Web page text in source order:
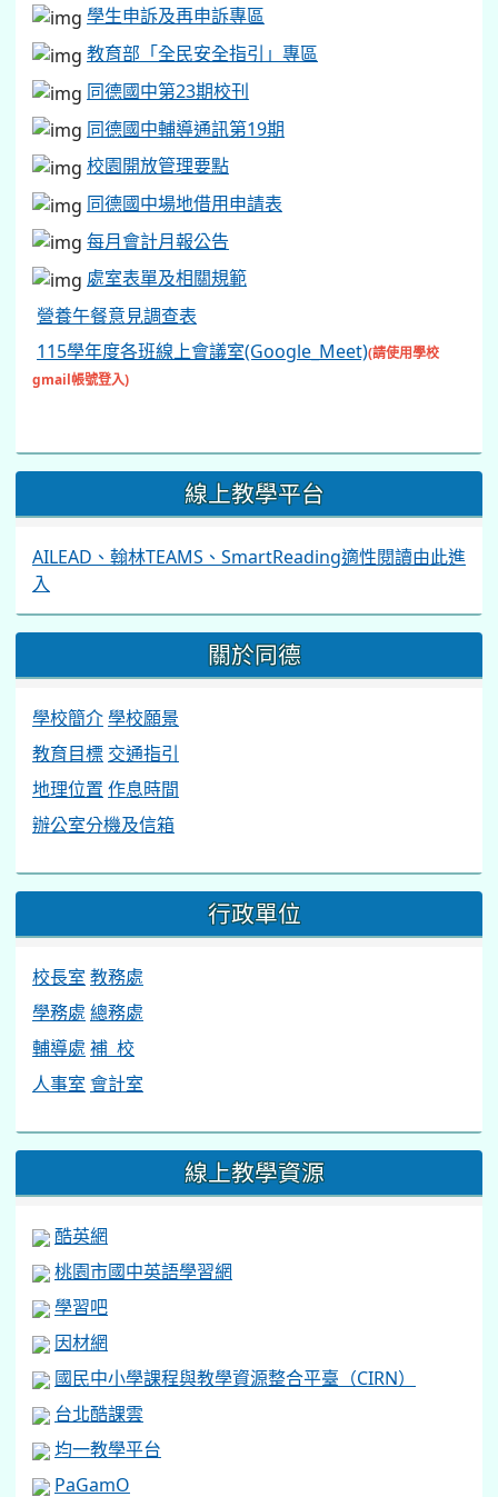
學生申訴及再申訴專區
教育部「全民安全指引」專區
同德國中第23期校刊
同德國中輔導通訊第19期
校園開放管理要點
同德國中場地借用申請表
每月會計月報公告
處室表單及相關規範
營養午餐意見調查表
115學年度各班線上會議室(Google_Meet)(請使用學校
gmail帳號登入)
線上教學平台
AILEAD、翰林TEAMS、SmartReading適性閱讀由此進
入
關於同德
學校簡介學校願景
教育目標 交通指引
地理位置 作息時間
辦公室分機及信箱
行政單位
校長室 教務處
學務處 總務處
輔導處 補 校
人事室 會計室
線上教學資源
酷英網
桃園市國中英語學習網
學習吧
因材網
國民中小學課程與教學資源整合平臺（CIRN）
台北酷課雲
均一教學平台
PaGamO